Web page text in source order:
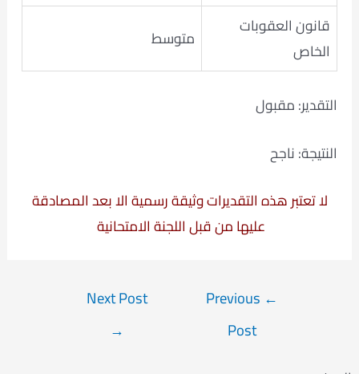
قانون العقوبات
الخاص
متوسط
التقدير: مقبول
النتيجة: ناجح
لا تعتبر هذه التقديرات وثيقة رسمية الا بعد المصادقة
عليها من قبل اللجنة الامتحانية
←
Previous
Post
Next Post
→